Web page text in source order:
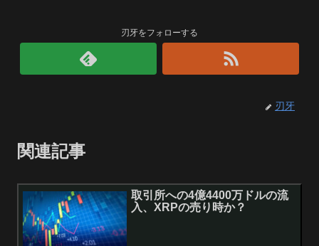
刃牙をフォローする
刃牙
関連記事
取引所への4億4400万ドルの流
入、XRPの売り時か？